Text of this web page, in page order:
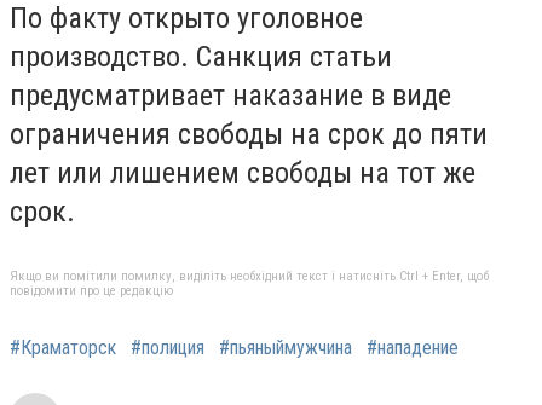
По факту открыто уголовное
производство. Санкция статьи
предусматривает наказание в виде
ограничения свободы на срок до пяти
лет или лишением свободы на тот же
срок.
Якщо ви помітили помилку, виділіть необхідний текст і натисніть Ctrl + Enter, щоб
повідомити про це редакцію
#Краматорск #полиция #пьяныймужчина #нападение